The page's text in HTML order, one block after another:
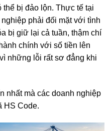
thể bị đảo lộn. Thực tế tại
phải đối mặt với tình
bị giữ lại cả tuần, thậm chí
chính với số tiền lên
những lỗi rất sơ đẳng khi
nhất mà các doanh nghiệp
HS Code.